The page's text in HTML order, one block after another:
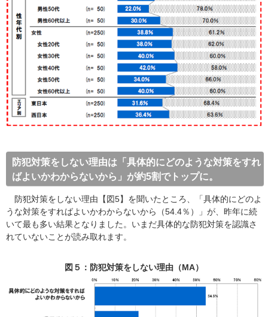
防犯対策をしない理由は「具体的にどのような対策をすれ
ばよいかわからないから」が約5割でトップに。
防犯対策をしない理由【図5】を聞いたところ、「具体的にどのよ
うな対策をすればよいかわからないから（54.4％）」が、昨年に続
いて最も多い結果となりました。いまだ具体的な防犯対策を認識さ
れていないことが読み取れます。
図５：防犯対策をしない理由（MA）